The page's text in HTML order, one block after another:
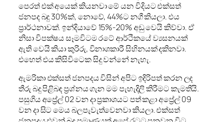
පෙරත් එක් අයෙක් කියනවා මේ යන විදියට එක්සත්
ජනපද බදු 30%ක්, නොවේ, 44%ට නගී කියලා. එය
ප්‍රාර්ථනාවක්. ඉන්දියාවේ 15%-20% අඩු වෙයි කිව්වා. ඒ
නිසා විපක්ෂය සෑමවිටම රටේ ආර්ථිකයේ ව්‍යසනයක්
ඇති වෙයි කියා කුරිරු, විනාශකාරී සිහිනයක් දකිනවා.
එහෙත් එය කිසිවිටෙක සිදු වන්නේ නැහැ.
ඇමරිකා එක්සත් ජනපදය විසින් අපිට ඉදිරිපත් කරන ලද
තීරු බදු පිළිබඳ ප්‍රශ්නය ගැන මම පැහැදිලි කිරීමට කැමතියි.
පසුගිය අප්‍රේල් 02 වන දා ප්‍රකාශයට පත් කළා අප්‍රේල් 09
වන දා සිට මෙය බලපැවැත්වෙනවා කියලා. එක්සත්